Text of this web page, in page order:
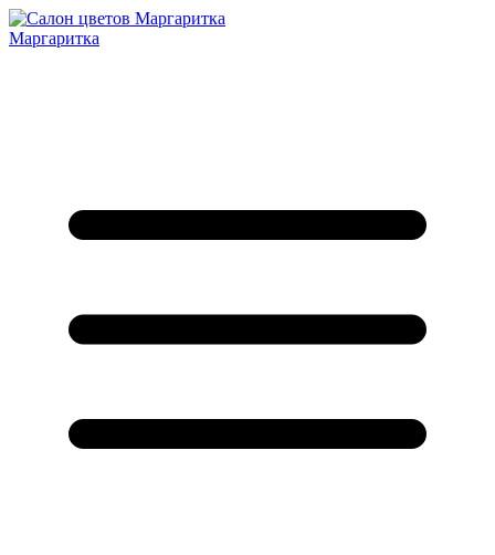
Маргаритка